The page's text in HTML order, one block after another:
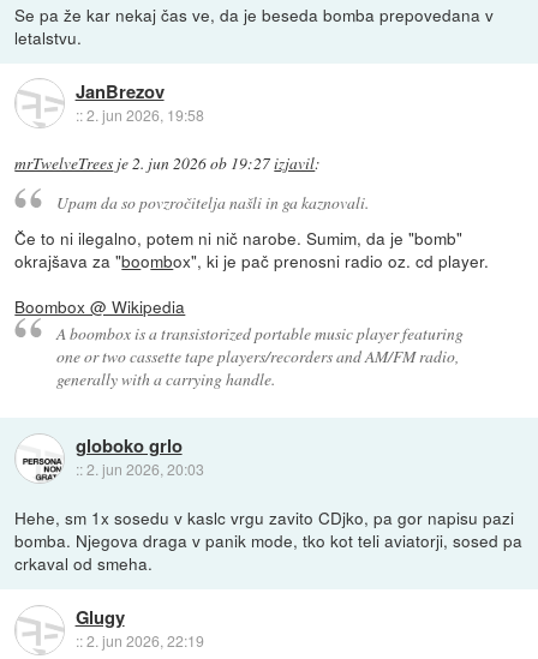
Se pa že kar nekaj čas ve, da je beseda bomba prepovedana v
letalstvu.
JanBrezov
::2. jun 2026, 19:58
mrTwelveTrees je2. jun 2026 ob 19:27izjavil:
Upam da so povzročitelja našli in ga kaznovali.
Če to ni ilegalno, potem ni nič narobe. Sumim, da je "bomb"
okrajšava za "boombox", ki je pač prenosni radio oz. cd player.
Boombox @ Wikipedia
A boombox is a transistorized portable music player featuring
one or two cassette tape players/recorders and AM/FM radio,
generally with a carrying handle.
globoko grlo
::2. jun 2026, 20:03
Hehe, sm 1x sosedu v kaslc vrgu zavito CDjko, pa gor napisu pazi
bomba. Njegova draga v panik mode, tko kot teli aviatorji, sosed pa
crkaval od smeha.
Glugy
::2. jun 2026, 22:19